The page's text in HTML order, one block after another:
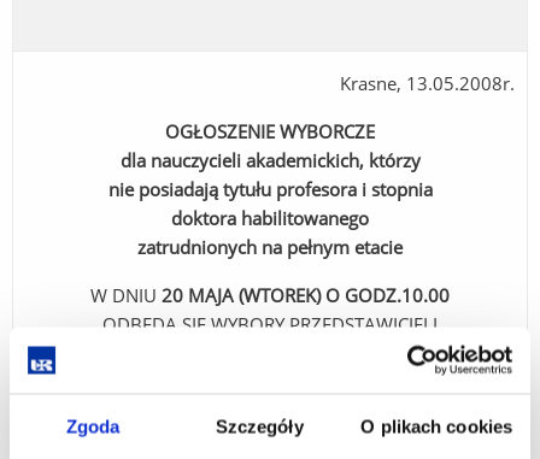
Zgoda Szczegóły O plikach cookies
Krasne, 13.05.2008r.
OGŁOSZENIE WYBORCZE
dla nauczycieli akademickich, którzy
nie posiadają tytułu profesora i stopnia
doktora habilitowanego
zatrudnionych na pełnym etacie
W DNIU 20 MAJA (WTOREK) O GODZ.10.00
ODBĘDĄ SIĘ WYBORY PRZEDSTAWICIELI
SPOŚRÓD PRACOWNIKÓW NIESAMODZIELNYCH
NA NASTĘPNĄ KADENCJĘ.